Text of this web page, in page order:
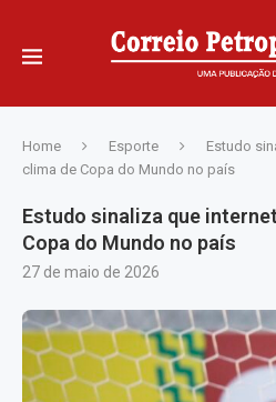
Home Esporte
Estudo
clima de Copa do Mundo no país
Estudo sinaliza que
Copa do Mundo no país
27 de maio de 2026